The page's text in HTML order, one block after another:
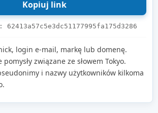
62413a57c5e3dc51177995fa175d3286
login e-mail, markę lub domenę.
związane ze słowem Tokyo.
i nazwy użytkowników kilkoma